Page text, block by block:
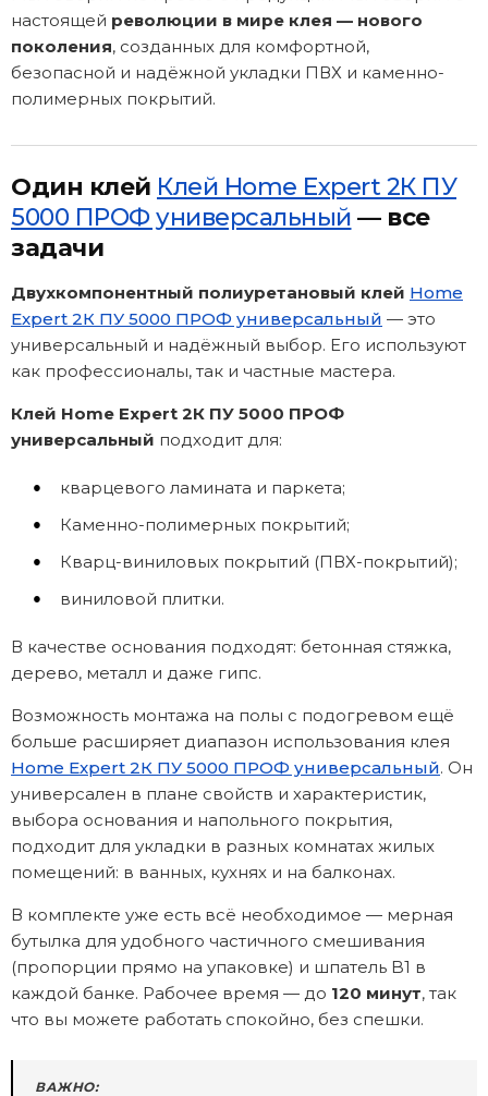
настоящей революции в мире клея — нового
поколения, созданных для комфортной,
безопасной и надёжной укладки ПВХ и каменно-
полимерных покрытий.
Один клей Клей Home Expert 2К ПУ
5000 ПРОФ универсальный — все
задачи
Двухкомпонентный полиуретановый клей Home
Expert 2К ПУ 5000 ПРОФ универсальный — это
универсальный и надёжный выбор. Его используют
как профессионалы, так и частные мастера.
Клей Home Expert 2К ПУ 5000 ПРОФ
универсальный подходит для:
кварцевого ламината и паркета;
Каменно-полимерных покрытий;
Кварц-виниловых покрытий (ПВХ-покрытий);
виниловой плитки.
В качестве основания подходят: бетонная стяжка,
дерево, металл и даже гипс.
Возможность монтажа на полы с подогревом ещё
больше расширяет диапазон использования клея
Home Expert 2К ПУ 5000 ПРОФ универсальный. Он
универсален в плане свойств и характеристик,
выбора основания и напольного покрытия,
подходит для укладки в разных комнатах жилых
помещений: в ванных, кухнях и на балконах.
В комплекте уже есть всё необходимое — мерная
бутылка для удобного частичного смешивания
(пропорции прямо на упаковке) и шпатель B1 в
каждой банке. Рабочее время — до 120 минут, так
что вы можете работать спокойно, без спешки.
ВАЖНО: